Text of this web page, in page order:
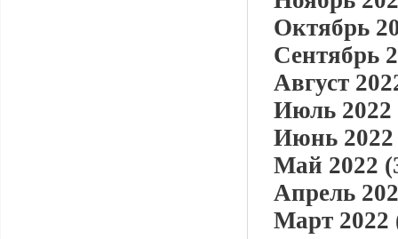
Октябрь
Сентябрь
Август
Июль 2022
Июнь 2022
Май 2022
Апрель
Март 2022